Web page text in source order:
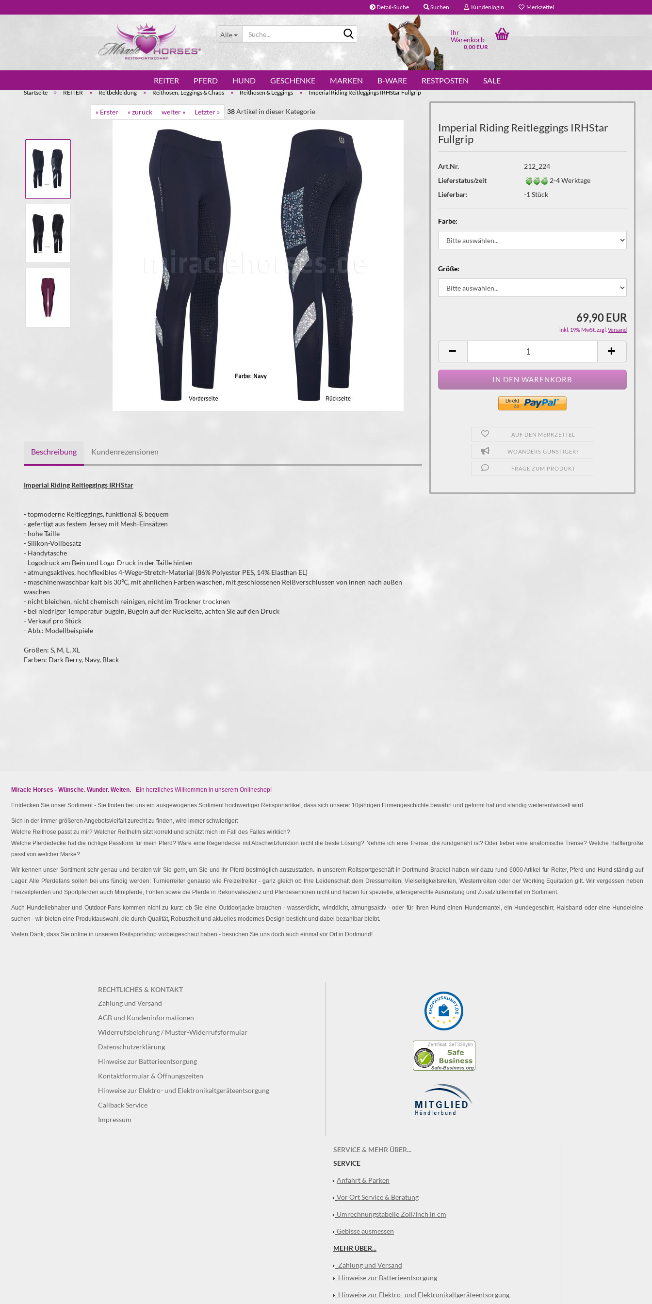
Detail-Suche Suchen Kundenlogin Merkzettel
Alle
Ihr
Warenkorb
0,00 EUR
REITER PFERD HUND GESCHENKE MARKEN B-WARE RESTPOSTEN SALE
Startseite » REITER » Reitbekleidung » Reithosen, Leggings & Chaps » Reithosen & Leggings » Imperial Riding Reitleggings IRHStar Fullgrip
« Erster « zurück weiter » Letzter » 38Artikel in dieser Kategorie
Imperial Riding Reitleggings IRHStar
Fullgrip
Art.Nr.
212_224
Lieferstatus/zeit
2-4 Werktage
Lieferbar:
-1Stück
Farbe:
Größe:
69,90 EUR
inkl. 19% MwSt. zzgl.Versand
AUF DEN MERKZETTEL
WOANDERS GÜNSTIGER?
FRAGE ZUM PRODUKT
Beschreibung Kundenrezensionen
Imperial Riding Reitleggings IRHStar
- topmoderne Reitleggings, funktional & bequem
- gefertigt aus festem Jersey mit Mesh-Einsätzen
- hohe Taille
- Silikon-Vollbesatz
- Handytasche
- Logodruck am Bein und Logo-Druck in der Taille hinten
- atmungsaktives, hochflexibles 4-Wege-Stretch-Material (86% Polyester PES, 14% Elasthan EL)
- maschinenwaschbar kalt bis 30℃, mit ähnlichen Farben waschen, mit geschlossenen Reißverschlüssen von innen nach außen
waschen
- nicht bleichen, nicht chemisch reinigen, nicht im Trockner trocknen
- bei niedriger Temperatur bügeln, Bügeln auf der Rückseite, achten Sie auf den Druck
- Verkauf pro Stück
- Abb.: Modellbeispiele
Größen: S, M, L, XL
Farben: Dark Berry, Navy, Black
Miracle Horses - Wünsche. Wunder. Welten. - Ein herzliches Willkommen in unserem Onlineshop!
Entdecken Sie unser Sortiment - Sie finden bei uns ein ausgewogenes Sortiment hochwertiger Reitsportartikel, dass sich unserer 10jährigen Firmengeschichte bewährt und geformt hat und ständig weiterentwickelt wird.
Sich in der immer größeren Angebotsvielfalt zurecht zu finden, wird immer schwieriger:
Welche Reithose passt zu mir? Welcher Reithelm sitzt korrekt und schützt mich im Fall des Falles wirklich?
Welche Pferdedecke hat die richtige Passform für mein Pferd? Wäre eine Regendecke mit Abschwitzfunktion nicht die beste Lösung? Nehme ich eine Trense, die rundgenäht ist? Oder lieber eine anatomische Trense? Welche Halftergröße
passt von welcher Marke?
Wir kennen unser Sortiment sehr genau und beraten wir Sie gern, um Sie und Ihr Pferd bestmöglich auszustatten. In unserem Reitsportgeschäft in Dortmund-Brackel haben wir dazu rund 6000 Artikel für Reiter, Pferd und Hund ständig auf
Lager. Alle Pferdefans sollen bei uns fündig werden: Turnierreiter genauso wie Freizeitreiter - ganz gleich ob Ihre Leidenschaft dem Dressurreiten, Vielseitigkeitsreiten, Westernreiten oder der Working Equitation gilt. Wir vergessen neben
Freizeitpferden und Sportpferden auch Minipferde, Fohlen sowie die Pferde in Rekonvaleszenz und Pferdesenioren nicht und haben für spezielle, altersgerechte Ausrüstung und Zusatzfuttermittel im Sortiment.
Auch Hundeliebhaber und Outdoor-Fans kommen nicht zu kurz: ob Sie eine Outdoorjacke brauchen - wasserdicht, winddicht, atmungsaktiv - oder für Ihren Hund einen Hundemantel, ein Hundegeschirr, Halsband oder eine Hundeleine
suchen - wir bieten eine Produktauswahl, die durch Qualität, Robustheit und aktuelles modernes Design besticht und dabei bezahlbar bleibt.
Vielen Dank, dass Sie online in unserem Reitsportshop vorbeigeschaut haben - besuchen Sie uns doch auch einmal vor Ort in Dortmund!
RECHTLICHES & KONTAKT
Zahlung und Versand
AGB und Kundeninformationen
Widerrufsbelehrung / Muster-Widerrufsformular
Datenschutzerklärung
Hinweise zur Batterieentsorgung
Kontaktformular & Öffnungszeiten
Hinweise zur Elektro- und Elektronikaltgeräteentsorgung
Callback Service
Impressum
SERVICE & MEHR ÜBER...
SERVICE
Anfahrt & Parken
Vor Ort Service & Beratung
Umrechnungstabelle Zoll/Inch in cm
Gebisse ausmessen
MEHR ÜBER...
Zahlung und Versand
Hinweise zur Batterieentsorgung
Hinweise zur Elektro- und Elektronikaltgeräteentsorgung